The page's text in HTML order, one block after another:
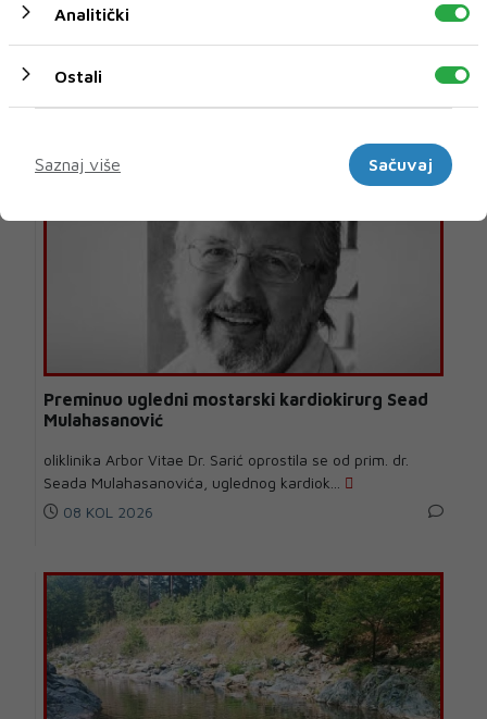
BIH
Preminuo ugledni mostarski kardiokirurg Sead
Mulahasanović
oliklinika Arbor Vitae Dr. Sarić oprostila se od prim. dr.
Seada Mulahasanovića, uglednog kardiok...
08 KOL 2026
Analitički
Ostali
Saznaj više
Sačuvaj